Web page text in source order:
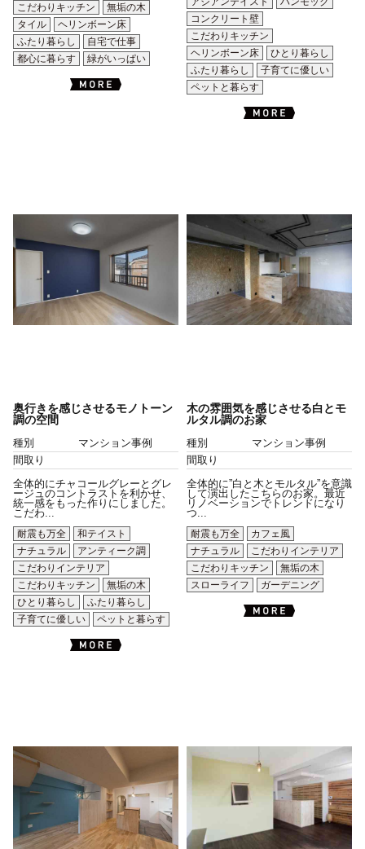
こだわりキッチン
無垢の木
タイル
ヘリンボーン床
ふたり暮らし
自宅で仕事
都心に暮らす
緑がいっぱい
コンクリート壁
こだわりキッチン
ヘリンボーン床
ひとり暮らし
ふたり暮らし
子育てに優しい
ペットと暮らす
奥行きを感じさせるモノトーン
調の空間
種別
マンション事例
間取り
全体的にチャコールグレーとグレ
ージュのコントラストを利かせ、
統一感をもった作りにしました。
こだわ...
耐震も万全
和テイスト
ナチュラル
アンティーク調
こだわりインテリア
こだわりキッチン
無垢の木
ひとり暮らし
ふたり暮らし
子育てに優しい
ペットと暮らす
木の雰囲気を感じさせる白とモ
ルタル調のお家
種別
マンション事例
間取り
全体的に”白と木とモルタル”を意識
して演出したこちらのお家。最近
リノベーションでトレンドになり
つ...
耐震も万全
カフェ風
ナチュラル
こだわりインテリア
こだわりキッチン
無垢の木
スローライフ
ガーデニング